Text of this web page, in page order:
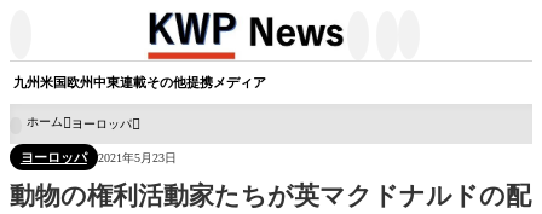
九州米国欧州中東連載その他提携メディア
ホーム ヨーロッパ
ヨーロッパ 2021年5月23日
動物の権利活動家たちが英マクドナルドの配